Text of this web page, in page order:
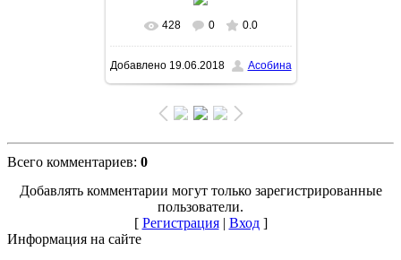
428 0 0.0
Добавлено19.06.2018 Асобина
Всего комментариев: 0
Добавлять комментарии могут только зарегистрированные
пользователи.
[ Регистрация| Вход]
Информация на сайте